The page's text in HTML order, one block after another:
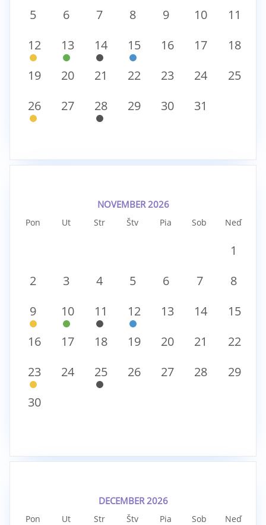
5 6 7 8 9 10
11
12
13 14 15 16 17
18
19
20 21 22 23 24
25
26
27 28 29 30 31
NOVEMBER 2026
Pon Ut Str Štv Pia Sob Neď
1
2
3 4 5 6 7
8
9
10 11 12 13 14
15
16
17 18 19 20 21
22
23
24 25 26 27 28
29
30
DECEMBER 2026
Pon Ut Str Štv Pia Sob Neď